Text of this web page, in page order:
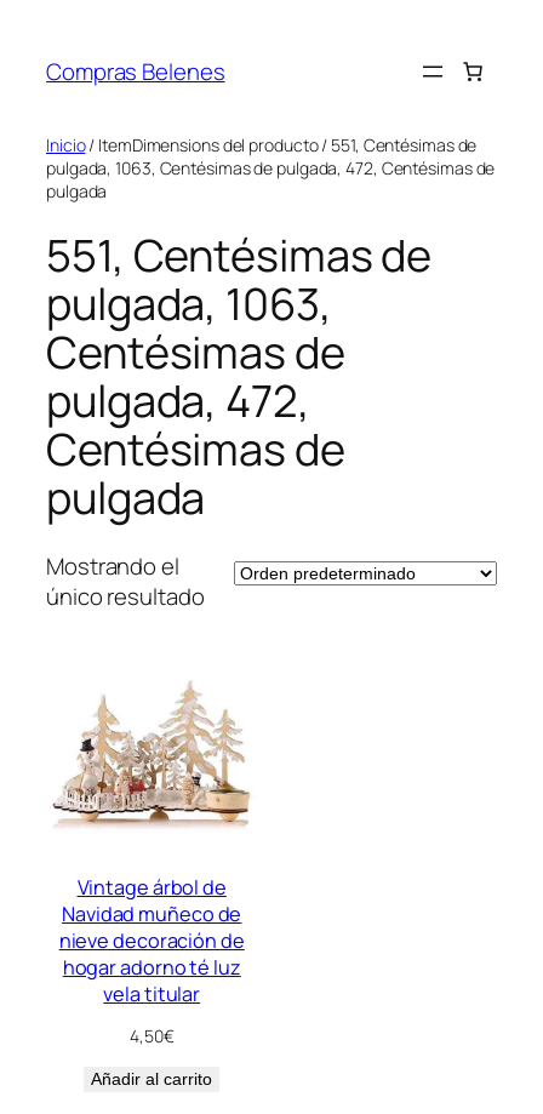
contenido
Compras Belenes
Inicio/ ItemDimensions del producto / 551, Centésimas de
pulgada, 1063, Centésimas de pulgada, 472, Centésimas de
pulgada
551, Centésimas de
pulgada, 1063,
Centésimas de
pulgada, 472,
Centésimas de
pulgada
Mostrando el
único resultado
Vintage árbol de
Navidad muñeco de
nieve decoración de
hogar adorno té luz
vela titular
4,50€
Añadir al carrito